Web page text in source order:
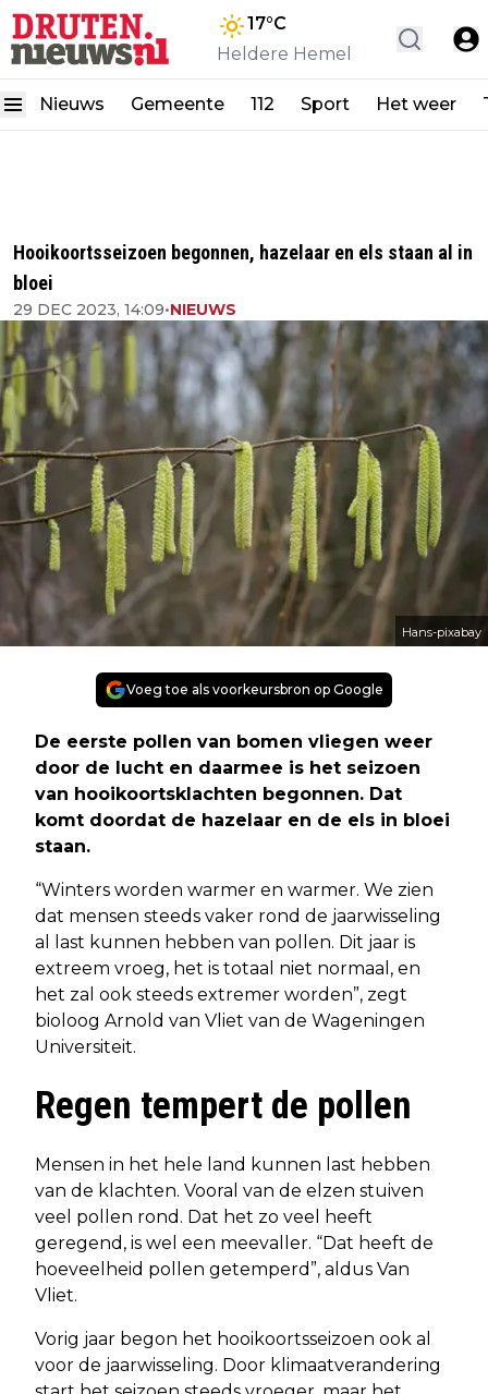
17°C
Heldere Hemel
Nieuws Gemeente 112 Sport Het weer
Hooikoortsseizoen begonnen, hazelaar en els staan al in
bloei
29 DEC 2023, 14:09•NIEUWS
Hans-pixabay
Voeg toe als voorkeursbron op Google
De eerste pollen van bomen vliegen weer
door de lucht en daarmee is het seizoen
van hooikoortsklachten begonnen. Dat
komt doordat de hazelaar en de els in bloei
staan.
“Winters worden warmer en warmer. We zien
dat mensen steeds vaker rond de jaarwisseling
al last kunnen hebben van pollen. Dit jaar is
extreem vroeg, het is totaal niet normaal, en
het zal ook steeds extremer worden”, zegt
bioloog Arnold van Vliet van de Wageningen
Universiteit.
Regen tempert de pollen
Mensen in het hele land kunnen last hebben
van de klachten. Vooral van de elzen stuiven
veel pollen rond. Dat het zo veel heeft
geregend, is wel een meevaller. “Dat heeft de
hoeveelheid pollen getemperd”, aldus Van
Vliet.
Vorig jaar begon het hooikoortsseizoen ook al
voor de jaarwisseling. Door klimaatverandering